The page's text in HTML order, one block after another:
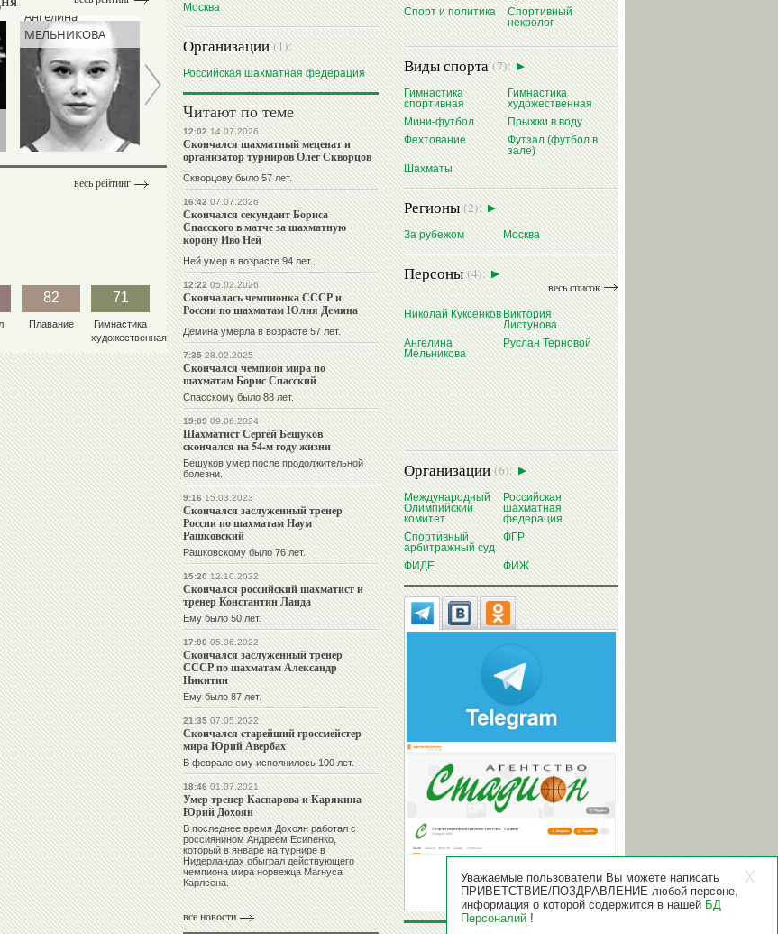
Ангелина
МЕЛЬНИКОВА
Николай
КУКСЕНКОВ
весь рейтинг
82
Плавание
71
Гимнастика
художественная
Москва
Организации(1):
Российская шахматная федерация
Читают по теме
12:0214.07.2026
Скончался шахматный меценат и
организатор турниров Олег Скворцов
Скворцову было 57 лет.
16:4207.07.2026
Скончался секундант Бориса
Спасского в матче за шахматную
корону Иво Ней
Ней умер в возрасте 94 лет.
12:2205.02.2026
Скончалась чемпионка СССР и
России по шахматам Юлия Демина
Демина умерла в возрасте 57 лет.
7:3528.02.2025
Скончался чемпион мира по
шахматам Борис Спасский
Спасскому было 88 лет.
19:0909.06.2024
Шахматист Сергей Бешуков
скончался на 54-м году жизни
Бешуков умер после продолжительной
болезни.
9:1615.03.2023
Скончался заслуженный тренер
России по шахматам Наум
Рашковский
Рашковскому было 76 лет.
15:2012.10.2022
Скончался российский шахматист и
тренер Константин Ланда
Ему было 50 лет.
17:0005.06.2022
Скончался заслуженный тренер
СССР по шахматам Александр
Никитин
Ему было 87 лет.
21:3507.05.2022
Скончался старейший гроссмейстер
мира Юрий Авербах
В феврале ему исполнилось 100 лет.
18:4601.07.2021
Умер тренер Каспарова и Карякина
Юрий Дохоян
В последнее время Дохоян работал с
россиянином Андреем Есипенко,
который в январе на турнире в
Нидерландах обыграл действующего
чемпиона мира норвежца Магнуса
Карлсена.
все новости
Спорт и политика
Спортивный
некролог
Виды спорта(7):
Гимнастика
спортивная
Гимнастика
художественная
Мини-футбол
Прыжки в воду
Фехтование
Футзал (футбол в
зале)
Шахматы
Регионы(2):
За рубежом Москва
Персоны(4):
весь список
Николай КуксенковВиктория
Листунова
Ангелина
Мельникова
Руслан Терновой
Организации(6):
Международный
Олимпийский
комитет
Российская
шахматная
федерация
Спортивный
арбитражный суд
ФГР
ФИДЕ ФИЖ
Уважаемые пользователи Вы можете написать
ПРИВЕТСТВИЕ/ПОЗДРАВЛЕНИЕ любой персоне,
информация о которой содержится в нашей БД
Персоналий !